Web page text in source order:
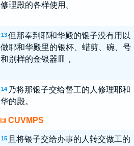
修理殿的各样使用。
13 但那奉到耶和华殿的银子没有用以
做耶和华殿里的银杯、蜡剪、碗、号
和别样的金银器皿，
14 乃将那银子交给督工的人修理耶和
华的殿。
CUVMPS
15 且将银子交给办事的人转交做工的